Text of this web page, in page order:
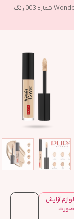
کانسیلر پوپا مدل Wonder Cover شماره 003 رنگ
لوازم آرایش
صورت